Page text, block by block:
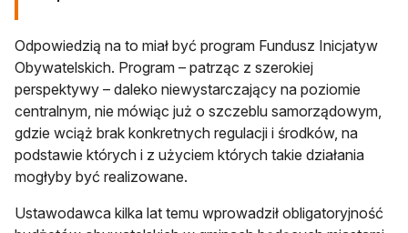
Odpowiedzią na to miał być program Fundusz Inicjatyw
Obywatelskich. Program – patrząc z szerokiej
perspektywy – daleko niewystarczający na poziomie
centralnym, nie mówiąc już o szczeblu samorządowym,
gdzie wciąż brak konkretnych regulacji i środków, na
podstawie których i z użyciem których takie działania
mogłyby być realizowane.
Ustawodawca kilka lat temu wprowadził obligatoryjność